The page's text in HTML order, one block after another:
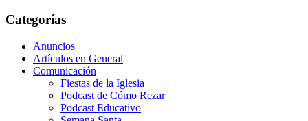
Categorías
Anuncios
Artículos en General
Comunicación
Fiestas de la Iglesia
Podcast de Cómo Rezar
Podcast Educativo